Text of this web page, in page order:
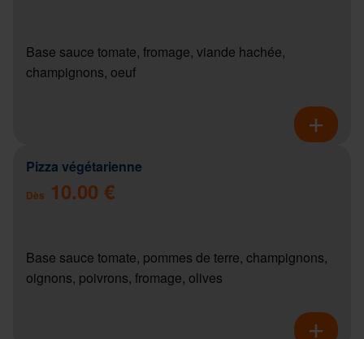
Base sauce tomate, fromage, viande hachée,
champignons, oeuf
Pizza végétarienne
Dès 10.00 €
Base sauce tomate, pommes de terre, champignons,
oignons, poivrons, fromage, olives